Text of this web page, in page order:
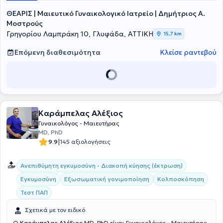
ΘΕΑΡΙΣ | Μαιευτικό Γυναικολογικό Ιατρείο | Δημήτριος Α.
Μοστρούς
Γρηγορίου Λαμπράκη 10, Γλυφάδα, ΑΤΤΙΚΗ
15,7 km
Επόμενη διαθεσιμότητα Κλείσε ραντεβού
Καράμπελας Αλέξιος
Γυναικολόγος - Μαιευτήρας
MD, PhD
9.9|145 αξιολογήσεις
Ανεπιθύμητη εγκυμοσύνη - Διακοπή κύησης (έκτρωση)
Εγκυμοσύνη
Εξωσωματική γονιμοποίηση
Κολποσκόπηση
Τεστ ΠΑΠ
Σχετικά με τον ειδικό